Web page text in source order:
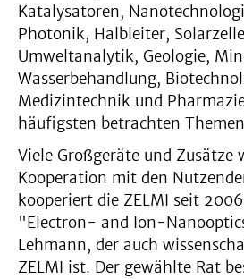
Katalysatoren,
Photonik, Halbleiter,
Umweltanalytik, Geologie,
Wasserbehandlung,
Medizintechnik und
häufigsten betrachten
Viele Großgeräte und Zusätze
Kooperation mit den
kooperiert die ZELMI seit
"Electron- and Ion-
Lehmann, der auch
ZELMI ist. Der gewählte Rat